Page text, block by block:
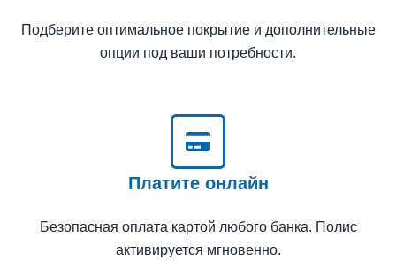
Подберите оптимальное покрытие и дополнительные
опции под ваши потребности.
Платите онлайн
Безопасная оплата картой любого банка. Полис
активируется мгновенно.